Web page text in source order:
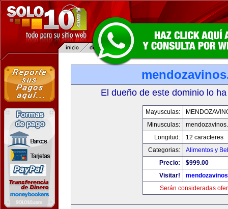
El dueño de este dominio lo
Mayusculas:
Minusculas:
Longitud:
12 caracteres
Categorias:
Alimentos y
Precio:
$999.00
Visitar!
Serán consideradas